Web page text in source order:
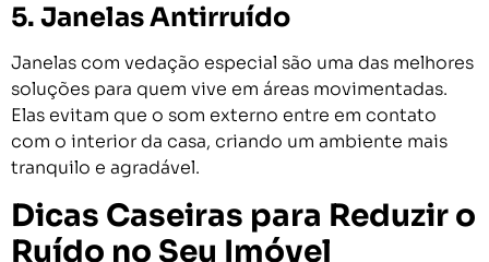
5. Janelas Antirruído
Janelas com vedação especial são uma das melhores
soluções para quem vive em áreas movimentadas.
Elas evitam que o som externo entre em contato
com o interior da casa, criando um ambiente mais
tranquilo e agradável.
Dicas Caseiras para Reduzir o
Ruído no Seu Imóvel